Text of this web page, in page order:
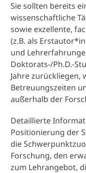
Sie sollten bereits
wissenschaftliche
sowie exzellente,
(z.B. als
und
Doktorats-/Ph.D.-
Jahre zurückliegen,
Betreuungszeiten
außerhalb der
Detaillierte
Positionierung der
die
Forschung, den
zum Lehrangebot,